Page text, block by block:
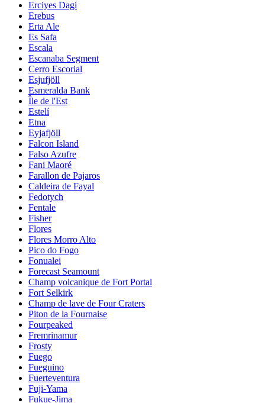
Erciyes Dagi
Erebus
Erta Ale
Es Safa
Escala
Escanaba Segment
Cerro Escorial
Esjufjöll
Esmeralda Bank
Île de l'Est
Estelí
Etna
Eyjafjöll
Falcon Island
Falso Azufre
Fani Maoré
Farallon de Pajaros
Caldeira de Fayal
Fedotych
Fentale
Fisher
Flores
Flores Morro Alto
Pico do Fogo
Fonualei
Forecast Seamount
Champ volcanique de Fort Portal
Fort Selkirk
Champ de lave de Four Craters
Piton de la Fournaise
Fourpeaked
Fremrinamur
Frosty
Fuego
Fueguino
Fuerteventura
Fuji-Yama
Fukue-Jima